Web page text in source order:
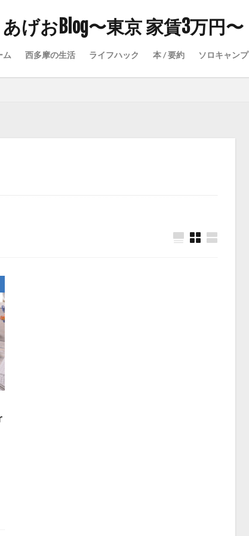
あげおBlog〜東京 家賃3万円〜
ム 西多摩の生活 ライフハック 本 / 要約 ソロキャンプ